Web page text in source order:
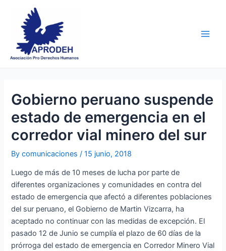
content
Gobierno peruano suspende
estado de emergencia en el
corredor vial minero del sur
Bycomunicaciones/15 junio, 2018
Luego de más de 10 meses de lucha por parte de
diferentes organizaciones y comunidades en contra del
estado de emergencia que afectó a diferentes poblaciones
del sur peruano, el Gobierno de Martin Vizcarra, ha
aceptado no continuar con las medidas de excepción. El
pasado 12 de Junio se cumplía el plazo de 60 días de la
prórroga del estado de emergencia en Corredor Minero Vial
navigation